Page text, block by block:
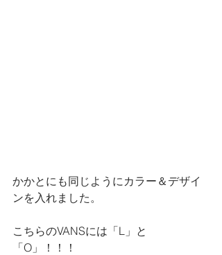
かかとにも同じようにカラー＆デザイ
ンを入れました。
こちらのVANSには「L」と
「O」！！！